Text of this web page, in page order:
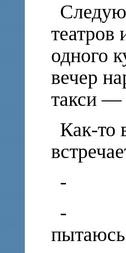
театров
одного
вечер
такси —
Как-то
-
-